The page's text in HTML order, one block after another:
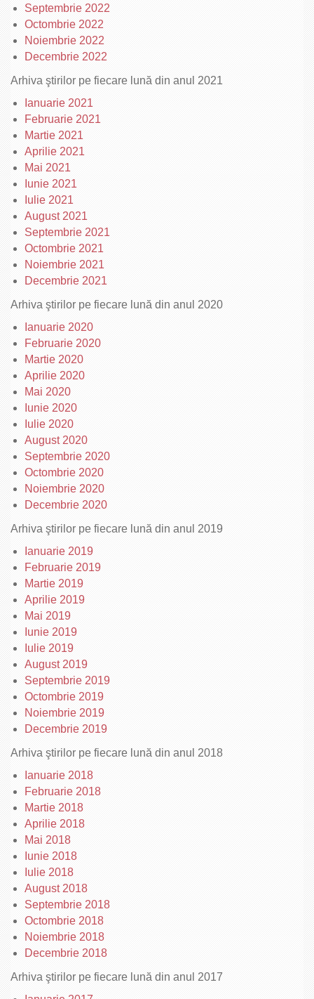
Septembrie 2022
Octombrie 2022
Noiembrie 2022
Decembrie 2022
Arhiva ştirilor pe fiecare lună din anul 2021
Ianuarie 2021
Februarie 2021
Martie 2021
Aprilie 2021
Mai 2021
Iunie 2021
Iulie 2021
August 2021
Septembrie 2021
Octombrie 2021
Noiembrie 2021
Decembrie 2021
Arhiva ştirilor pe fiecare lună din anul 2020
Ianuarie 2020
Februarie 2020
Martie 2020
Aprilie 2020
Mai 2020
Iunie 2020
Iulie 2020
August 2020
Septembrie 2020
Octombrie 2020
Noiembrie 2020
Decembrie 2020
Arhiva ştirilor pe fiecare lună din anul 2019
Ianuarie 2019
Februarie 2019
Martie 2019
Aprilie 2019
Mai 2019
Iunie 2019
Iulie 2019
August 2019
Septembrie 2019
Octombrie 2019
Noiembrie 2019
Decembrie 2019
Arhiva ştirilor pe fiecare lună din anul 2018
Ianuarie 2018
Februarie 2018
Martie 2018
Aprilie 2018
Mai 2018
Iunie 2018
Iulie 2018
August 2018
Septembrie 2018
Octombrie 2018
Noiembrie 2018
Decembrie 2018
Arhiva ştirilor pe fiecare lună din anul 2017